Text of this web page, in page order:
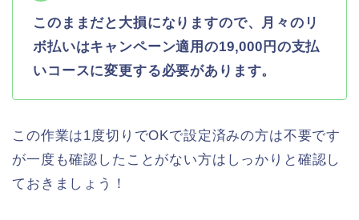
このままだと大損になりますので、月々のリ
ボ払いはキャンペーン適用の19,000円の支払
いコースに変更する必要があります。
この作業は1度切りでOKで設定済みの方は不要です
が一度も確認したことがない方はしっかりと確認し
ておきましょう！